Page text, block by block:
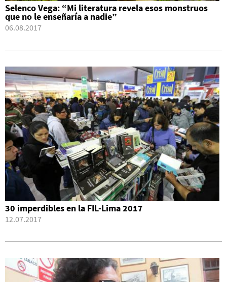
Selenco Vega: “Mi literatura revela esos monstruos
que no le enseñaría a nadie”
06.08.2017
30 imperdibles en la FIL-Lima 2017
12.07.2017